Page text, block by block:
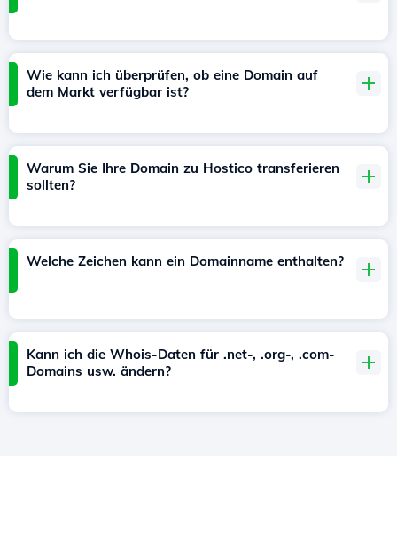
Wie kann ich überprüfen, ob eine Domain auf
dem Markt verfügbar ist?
Warum Sie Ihre Domain zu Hostico transferieren
sollten?
Welche Zeichen kann ein Domainname enthalten?
Kann ich die Whois-Daten für .net-, .org-, .com-
Domains usw. ändern?